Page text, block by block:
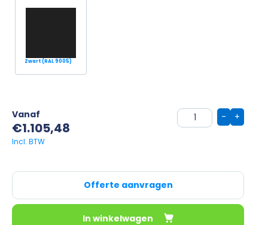
Zwart (RAL 9005)
Vanaf
€1.105,48
+
-
Offerte aanvragen
In winkelwagen